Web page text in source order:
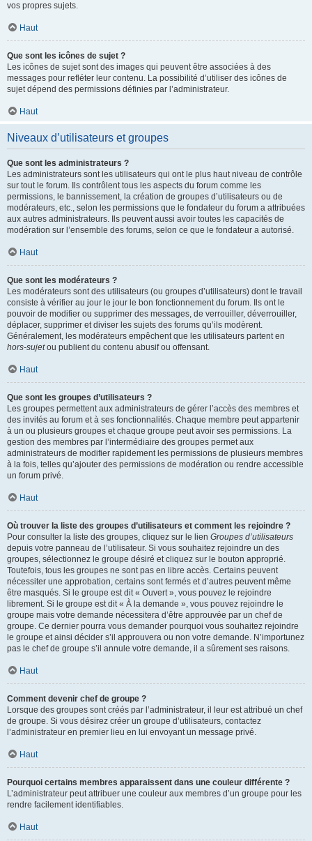
vos propres sujets.
Haut
Que sont les icônes de sujet ?
Les icônes de sujet sont des images qui peuvent être associées à des
messages pour refléter leur contenu. La possibilité d’utiliser des icônes de
sujet dépend des permissions définies par l’administrateur.
Haut
Niveaux d’utilisateurs et groupes
Que sont les administrateurs ?
Les administrateurs sont les utilisateurs qui ont le plus haut niveau de contrôle
sur tout le forum. Ils contrôlent tous les aspects du forum comme les
permissions, le bannissement, la création de groupes d’utilisateurs ou de
modérateurs, etc., selon les permissions que le fondateur du forum a attribuées
aux autres administrateurs. Ils peuvent aussi avoir toutes les capacités de
modération sur l’ensemble des forums, selon ce que le fondateur a autorisé.
Haut
Que sont les modérateurs ?
Les modérateurs sont des utilisateurs (ou groupes d’utilisateurs) dont le travail
consiste à vérifier au jour le jour le bon fonctionnement du forum. Ils ont le
pouvoir de modifier ou supprimer des messages, de verrouiller, déverrouiller,
déplacer, supprimer et diviser les sujets des forums qu’ils modèrent.
Généralement, les modérateurs empêchent que les utilisateurs partent en
hors-sujetou publient du contenu abusif ou offensant.
Haut
Que sont les groupes d’utilisateurs ?
Les groupes permettent aux administrateurs de gérer l’accès des membres et
des invités au forum et à ses fonctionnalités. Chaque membre peut appartenir
à un ou plusieurs groupes et chaque groupe peut avoir ses permissions. La
gestion des membres par l’intermédiaire des groupes permet aux
administrateurs de modifier rapidement les permissions de plusieurs membres
à la fois, telles qu’ajouter des permissions de modération ou rendre accessible
un forum privé.
Haut
Où trouver la liste des groupes d’utilisateurs et comment les rejoindre ?
Pour consulter la liste des groupes, cliquez sur le lien Groupes d’utilisateurs
depuis votre panneau de l’utilisateur. Si vous souhaitez rejoindre un des
groupes, sélectionnez le groupe désiré et cliquez sur le bouton approprié.
Toutefois, tous les groupes ne sont pas en libre accès. Certains peuvent
nécessiter une approbation, certains sont fermés et d’autres peuvent même
être masqués. Si le groupe est dit « Ouvert », vous pouvez le rejoindre
librement. Si le groupe est dit « À la demande », vous pouvez rejoindre le
groupe mais votre demande nécessitera d’être approuvée par un chef de
groupe. Ce dernier pourra vous demander pourquoi vous souhaitez rejoindre
le groupe et ainsi décider s’il approuvera ou non votre demande. N’importunez
pas le chef de groupe s’il annule votre demande, il a sûrement ses raisons.
Haut
Comment devenir chef de groupe ?
Lorsque des groupes sont créés par l’administrateur, il leur est attribué un chef
de groupe. Si vous désirez créer un groupe d’utilisateurs, contactez
l’administrateur en premier lieu en lui envoyant un message privé.
Haut
Pourquoi certains membres apparaissent dans une couleur différente ?
L’administrateur peut attribuer une couleur aux membres d’un groupe pour les
rendre facilement identifiables.
Haut